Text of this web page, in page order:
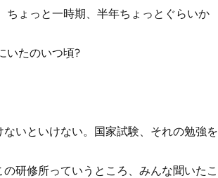
ちょっと一時期、半年ちょっとぐらいか
いたのいつ頃?
いといけない。国家試験、それの勉強を
研修所っていうところ、みんな聞いたこ